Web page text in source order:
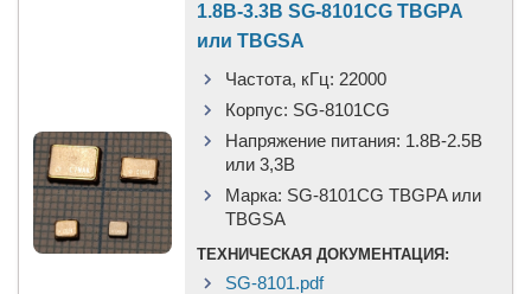
1.8В-3.3В SG-8101CG TBGPA
или TBGSA
Частота, кГц: 22000
Корпус: SG-8101CG
Напряжение питания: 1.8В-2.5B
или 3,3B
Марка: SG-8101CG TBGPA или
TBGSA
ТЕХНИЧЕСКАЯ ДОКУМЕНТАЦИЯ:
SG-8101.pdf